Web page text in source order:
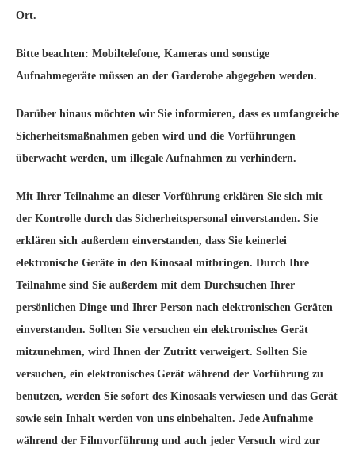
Ort.
Bitte beachten: Mobiltelefone, Kameras und sonstige
Aufnahmegeräte müssen an der Garderobe abgegeben werden.
Darüber hinaus möchten wir Sie informieren, dass es umfangreiche
Sicherheitsmaßnahmen geben wird und die Vorführungen
überwacht werden, um illegale Aufnahmen zu verhindern.
Mit Ihrer Teilnahme an dieser Vorführung erklären Sie sich mit
der Kontrolle durch das Sicherheitspersonal einverstanden. Sie
erklären sich außerdem einverstanden, dass Sie keinerlei
elektronische Geräte in den Kinosaal mitbringen. Durch Ihre
Teilnahme sind Sie außerdem mit dem Durchsuchen Ihrer
persönlichen Dinge und Ihrer Person nach elektronischen Geräten
einverstanden. Sollten Sie versuchen ein elektronisches Gerät
mitzunehmen, wird Ihnen der Zutritt verweigert. Sollten Sie
versuchen, ein elektronisches Gerät während der Vorführung zu
benutzen, werden Sie sofort des Kinosaals verwiesen und das Gerät
sowie sein Inhalt werden von uns einbehalten. Jede Aufnahme
während der Filmvorführung und auch jeder Versuch wird zur